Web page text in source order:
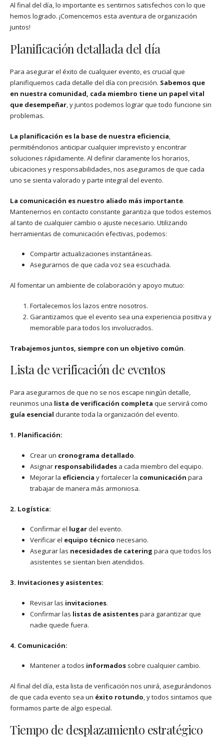
Al final del día, lo importante es sentirnos satisfechos con lo que
hemos logrado. ¡Comencemos esta aventura de organización
juntos!
Planificación detallada del día
Para asegurar el éxito de cualquier evento, es crucial que
planifiquemos cada detalle del día con precisión. Sabemos que
en nuestra comunidad, cada miembro tiene un papel vital
que desempeñar, y juntos podemos lograr que todo funcione sin
problemas.
La planificación es la base de nuestra eficiencia,
permitiéndonos anticipar cualquier imprevisto y encontrar
soluciones rápidamente. Al definir claramente los horarios,
ubicaciones y responsabilidades, nos aseguramos de que cada
uno se sienta valorado y parte integral del evento.
La comunicación es nuestro aliado más importante.
Mantenernos en contacto constante garantiza que todos estemos
al tanto de cualquier cambio o ajuste necesario. Utilizando
herramientas de comunicación efectivas, podemos:
Compartir actualizaciones instantáneas.
Asegurarnos de que cada voz sea escuchada.
Al fomentar un ambiente de colaboración y apoyo mutuo:
Fortalecemos los lazos entre nosotros.
Garantizamos que el evento sea una experiencia positiva y
memorable para todos los involucrados.
Trabajemos juntos, siempre con un objetivo común.
Lista de verificación de eventos
Para asegurarnos de que no se nos escape ningún detalle,
reunimos una lista de verificación completa que servirá como
guía esencial durante toda la organización del evento.
1. Planificación:
Crear un cronograma detallado.
Asignar responsabilidades a cada miembro del equipo.
Mejorar la eficiencia y fortalecer la comunicación para
trabajar de manera más armoniosa.
2. Logística:
Confirmar el lugardel evento.
Verificar el equipo técnico necesario.
Asegurar las necesidades de catering para que todos los
asistentes se sientan bien atendidos.
3. Invitaciones y asistentes:
Revisar las invitaciones.
Confirmar las listas de asistentespara garantizar que
nadie quede fuera.
4. Comunicación:
Mantener a todos informados sobre cualquier cambio.
Al final del día, esta lista de verificación nos unirá, asegurándonos
de que cada evento sea un éxito rotundo, y todos sintamos que
formamos parte de algo especial.
Tiempo de desplazamiento estratégico